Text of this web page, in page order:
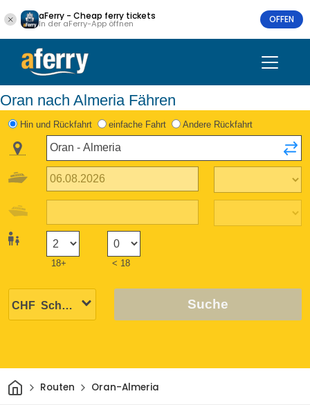
aFerry - Cheap ferry tickets
In der aFerry-App öffnen OFFEN
Oran nach Almeria Fähren
Hin und Rückfahrt einfache Fahrt Andere Rückfahrt
18+ < 18
Suche
HeimRouten Oran-Almeria